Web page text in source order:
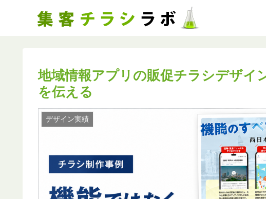
地域情報アプリの販促チラシデザイ
を伝える
デザイン実績